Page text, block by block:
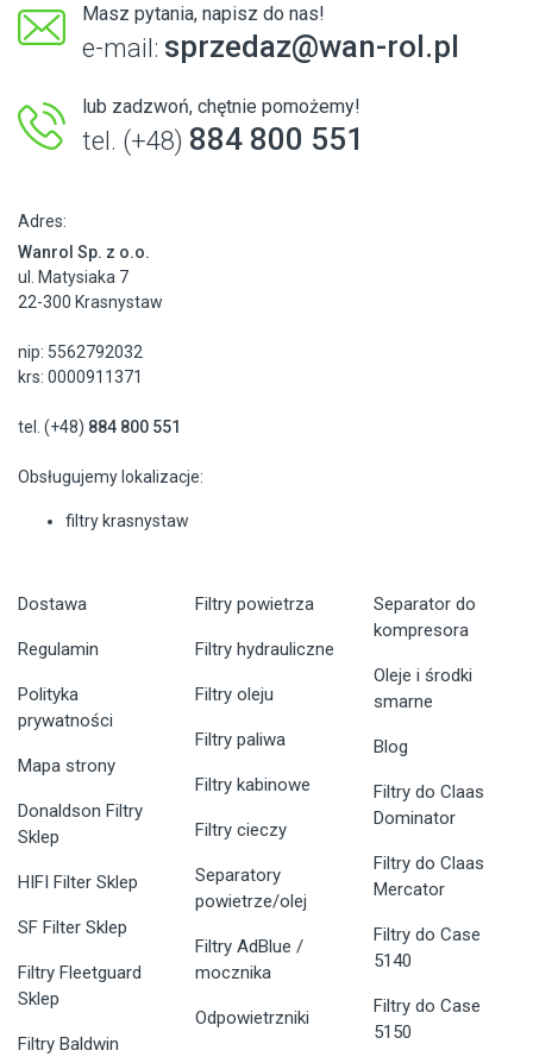
Masz pytania, napisz do nas!
e-mail: sprzedaz@wan-rol.pl
lub zadzwoń, chętnie pomożemy!
tel. (+48) 884 800 551
Adres:
Wanrol Sp. z o.o.
ul. Matysiaka 7
22-300 Krasnystaw
nip: 5562792032
krs: 0000911371
tel. (+48) 884 800 551
Obsługujemy lokalizacje:
filtry krasnystaw
Dostawa
Regulamin
Polityka
prywatności
Mapa strony
Donaldson Filtry
Sklep
HIFI Filter Sklep
SF Filter Sklep
Filtry Fleetguard
Sklep
Filtry Baldwin
Filtry powietrza
Filtry hydrauliczne
Filtry oleju
Filtry paliwa
Filtry kabinowe
Filtry cieczy
Separatory
powietrze/olej
Filtry AdBlue /
mocznika
Odpowietrzniki
Separator do
kompresora
Oleje i środki
smarne
Blog
Filtry do Claas
Dominator
Filtry do Claas
Mercator
Filtry do Case
5140
Filtry do Case
5150